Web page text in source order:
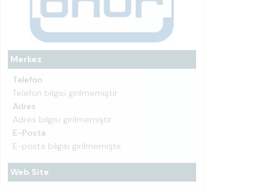
Merkez
Telefon
Telefon bilgisi girilmemiştir.
Adres
Adres bilgisi girilmemiştir.
E-Posta
E-posta bilgisi girilmemiştir.
Web Site